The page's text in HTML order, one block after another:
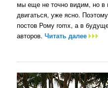
мы еще не точно видим, но в
двигаться, уже ясно.
постов Рому romx, а в
авторов.Читать далее